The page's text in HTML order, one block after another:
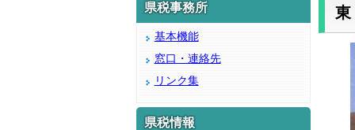
県税事務所
基本機能
窓口・連絡先
リンク集
県税情報